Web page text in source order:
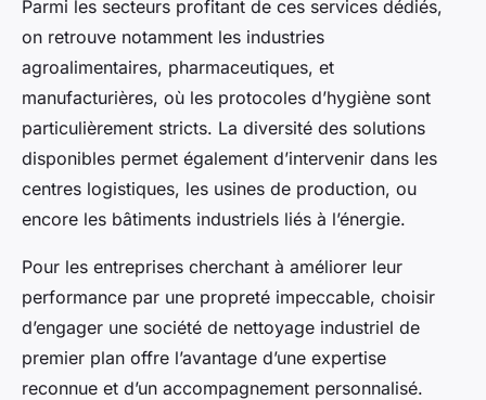
Parmi les secteurs profitant de ces services dédiés,
on retrouve notamment les industries
agroalimentaires, pharmaceutiques, et
manufacturières, où les protocoles d’hygiène sont
particulièrement stricts. La diversité des solutions
disponibles permet également d’intervenir dans les
centres logistiques, les usines de production, ou
encore les bâtiments industriels liés à l’énergie.
Pour les entreprises cherchant à améliorer leur
performance par une propreté impeccable, choisir
d’engager une société de nettoyage industriel de
premier plan offre l’avantage d’une expertise
reconnue et d’un accompagnement personnalisé.